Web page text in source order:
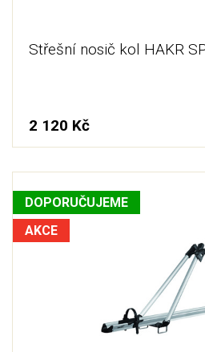
Střešní nosič kol HAKR
2 120 Kč
DOPORUČUJEME
AKCE